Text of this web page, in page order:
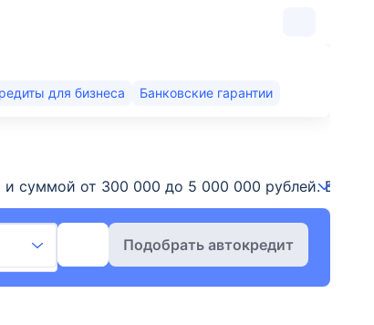
для бизнеса Банковские гарантии
суммой от 300 000 до 5 000 000 рублей.
Подобрать автокредит